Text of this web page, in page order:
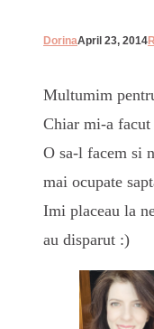
DorinaApril 23, 2014
Multumim
Chiar mi-a facut
O sa-l facem si
mai ocupate
Imi placeau la
au disparut :)